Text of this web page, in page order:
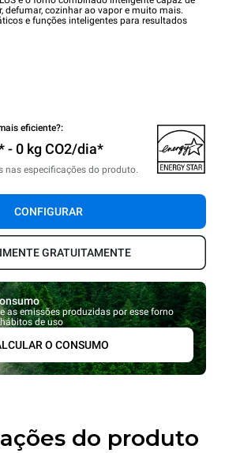
defumar, cozinhar ao vapor e muito mais.
e funções inteligentes para resultados
eficiente?:
- 0 kg CO2/dia*
nas especificações do produto.
CONFIGURAR
GRATUITAMENTE
as emissões produzidas por esse forno
de uso
O CONSUMO
do produto